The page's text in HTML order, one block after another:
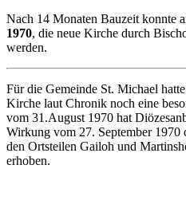
Nach 14 Monaten Bauzeit konnte
1970, die neue Kirche durch
werden.
Für die Gemeinde St. Michael
Kirche laut Chronik noch eine
vom 31.August 1970 hat
Wirkung vom 27. September
den Ortsteilen Gailoh und
erhoben.